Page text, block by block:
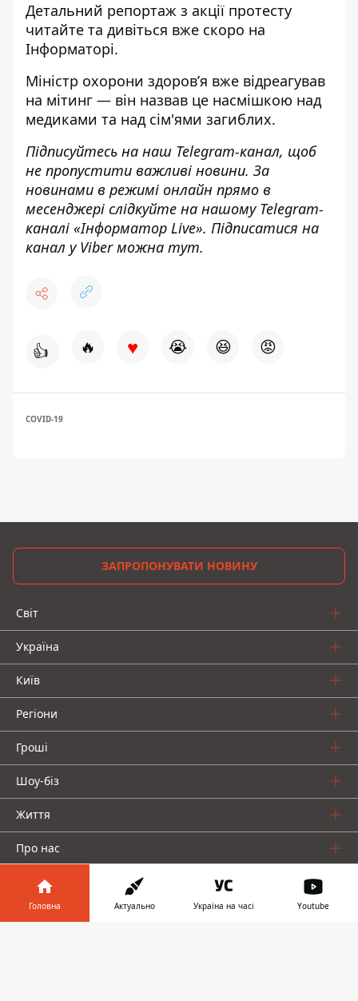
Детальний репортаж з акції протесту
читайте та дивіться вже скоро на
Інформаторі.
Міністр охорони здоров’я вже відреагував
на мітинг — він назвав це насмішкою над
медиками та над сім'ями загиблих.
Підписуйтесь на наш Telegram-канал, щоб
не пропустити важливі новини. За
новинами в режимі онлайн прямо в
месенджері слідкуйте на нашому Telegram-
каналі «Інформатор Live». Підписатися на
канал у Viber можна тут.
👍 🔥 ♥ 😭 😆 😡
COVID-19
ЗАПРОПОНУВАТИ НОВИНУ
Світ
Україна
Київ
Регіони
Гроші
Шоу-біз
Життя
Про нас
Головна Актуально Україна на часі Youtube